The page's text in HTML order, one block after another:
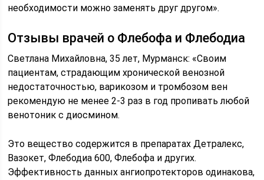
необходимости можно заменять друг другом».
Отзывы врачей о Флебофа и Флебодиа
Светлана Михайловна, 35 лет, Мурманск: «Своим
пациентам, страдающим хронической венозной
недостаточностью, варикозом и тромбозом вен
рекомендую не менее 2-3 раз в год пропивать любой
венотоник с диосмином.
Это вещество содержится в препаратах Детралекс,
Вазокет, Флебодиа 600, Флебофа и других.
Эффективность данных ангиопротекторов одинакова,